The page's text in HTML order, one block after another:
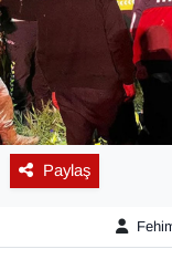
Paylaş
EĞİTİM
EKONOMİ
Eleman
En çok